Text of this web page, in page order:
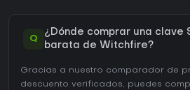
Q
¿Dónde comprar una clave
barata de Witchfire?
Gracias a nuestro comparador de
descuento verificados, puedes